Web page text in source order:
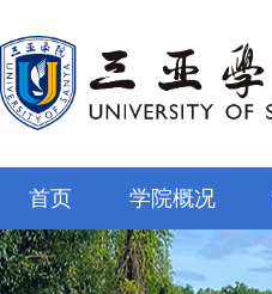
首页 学院概况